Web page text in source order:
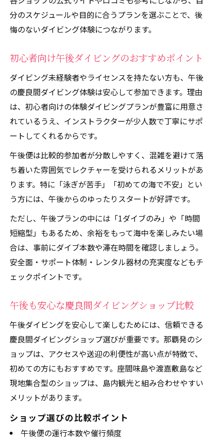
分のスケジュールや目的に合うプランを選ぶことで、後
悔のないダイビング体験につながります。
初心者向け午後ダイビングのおすすめポイント
ダイビング未経験者やライセンスを持たない方も、午後
の慶良間ダイビング体験は安心して参加できます。理由
は、初心者向けの体験ダイビングプランが豊富に用意さ
れているうえ、インストラクターが少人数で丁寧にサポ
ートしてくれるからです。
午後便は比較的参加者が分散しやすく、混雑を避けて落
ち着いた雰囲気でレクチャーを受けられるメリットがあ
ります。特に「泳ぎが苦手」「初めての海で不安」とい
う方には、午後からのゆったりスタートが好評です。
ただし、午後プランの中には「1ダイブのみ」や「時間
短縮型」もあるため、余裕をもって海中を楽しみたい場
合は、事前にダイブ本数や滞在時間を確認しましょう。
安全面・サポート体制・レンタル器材の充実度などもチ
ェックポイントです。
午後も安心な慶良間ダイビングショップ比較
午後ダイビングを安心して楽しむためには、信頼できる
慶良間ダイビングショップ選びが重要です。那覇発のシ
ョップは、アクセスや送迎の利便性が高い点が特徴で、
初めての方にもおすすめです。座間味島や渡嘉敷島など
現地集合型のショップは、島内観光と組み合わせやすい
メリットがあります。
ショップ選びの比較ポイント
午後便の運行本数や催行頻度